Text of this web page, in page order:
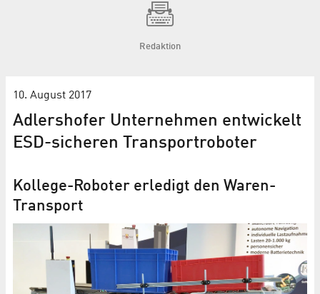
Redaktion
10. August 2017
Adlershofer Unternehmen entwickelt
ESD-sicheren Transportroboter
Kollege-Roboter erledigt den Waren-
Transport